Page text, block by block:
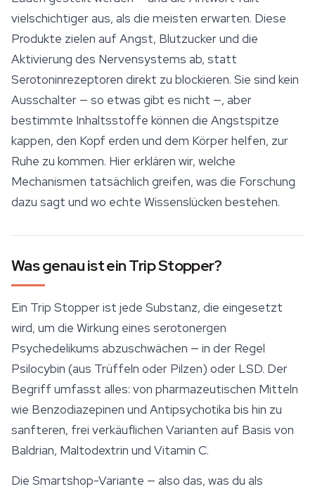
vielschichtiger aus, als die meisten erwarten. Diese
Produkte zielen auf Angst, Blutzucker und die
Aktivierung des Nervensystems ab, statt
Serotoninrezeptoren direkt zu blockieren. Sie sind kein
Ausschalter — so etwas gibt es nicht —, aber
bestimmte Inhaltsstoffe können die Angstspitze
kappen, den Kopf erden und dem Körper helfen, zur
Ruhe zu kommen. Hier erklären wir, welche
Mechanismen tatsächlich greifen, was die Forschung
dazu sagt und wo echte Wissenslücken bestehen.
Was genau ist ein Trip Stopper?
Ein Trip Stopperist jede Substanz, die eingesetzt
wird, um die Wirkung eines serotonergen
Psychedelikums abzuschwächen — in der Regel
Psilocybin (aus Trüffeln oder Pilzen) oder LSD. Der
Begriff umfasst alles: von pharmazeutischen Mitteln
wie Benzodiazepinen und Antipsychotika bis hin zu
sanfteren, frei verkäuflichen Varianten auf Basis von
Baldrian, Maltodextrin und Vitamin C.
Die Smartshop-Variante — also das, was du als